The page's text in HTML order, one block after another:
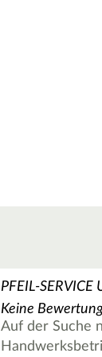
PFEIL-SERVICE
Keine
Auf der Suche